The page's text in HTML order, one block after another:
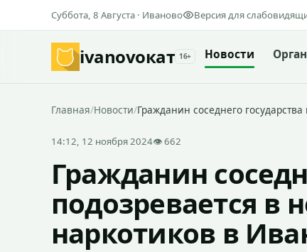
Суббота, 8 Августа · Иваново Версия для
ivanovoкат 16+ Новости
Главная/Новости/Гражданин соседнего
14:12, 12 ноября 2024👁 662
Гражданин
подозревается в
наркотиков в